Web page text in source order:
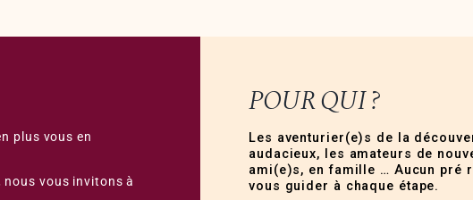
plus vous en
nous vous invitons à
POUR QUI ?
Les aventurier(e)s de la
audacieux, les amateurs de
ami(e)s, en famille … Aucun pré
vous guider à chaque étape.